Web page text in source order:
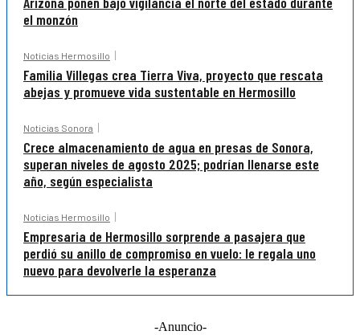
el monzón
Noticias Hermosillo
Familia Villegas crea Tierra Viva, proyecto que rescata
abejas y promueve vida sustentable en Hermosillo
Noticias Sonora
Crece almacenamiento de agua en presas de Sonora,
superan niveles de agosto 2025; podrían llenarse este
año, según especialista
Noticias Hermosillo
Empresaria de Hermosillo sorprende a pasajera que
perdió su anillo de compromiso en vuelo: le regala uno
nuevo para devolverle la esperanza
-Anuncio-